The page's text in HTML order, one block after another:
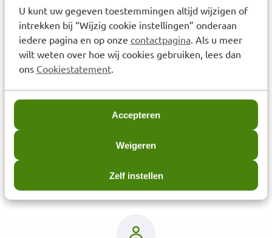
U kunt uw gegeven toestemmingen altijd wijzigen of
intrekken bij “Wijzig cookie instellingen” onderaan
iedere pagina en op onze contactpagina. Als u meer
wilt weten over hoe wij cookies gebruiken, lees dan
ons Cookiestatement.
Accepteren
Weigeren
Zelf instellen
Laatst bekeken items
Ortopad oogpleister happy